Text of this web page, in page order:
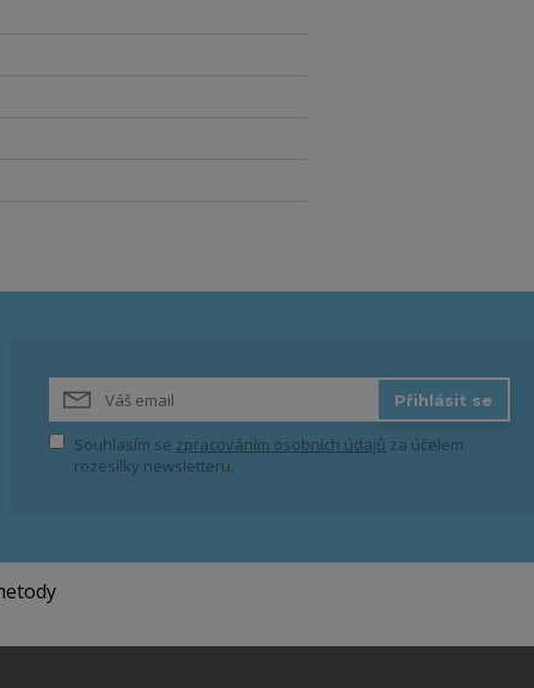
Přihlásit se
Souhlasím se zpracováním osobních údajů za účelem
rozesílky newsletteru.